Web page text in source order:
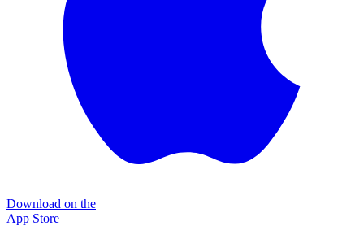
Download on the
App Store